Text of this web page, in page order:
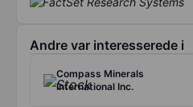
Andre var interesserede i
Compass Minerals
International Inc.